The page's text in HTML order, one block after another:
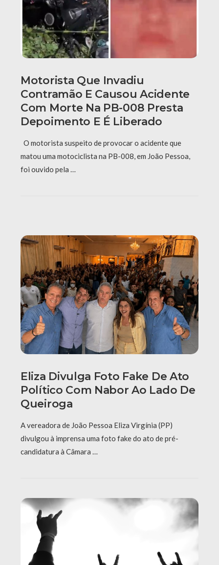
Motorista Que Invadiu
Contramão E Causou Acidente
Com Morte Na PB-008 Presta
Depoimento E É Liberado
O motorista suspeito de provocar o acidente que
matou uma motociclista na PB-008, em João Pessoa,
foi ouvido pela …
Eliza Divulga Foto Fake De Ato
Político Com Nabor Ao Lado De
Queiroga
A vereadora de João Pessoa Eliza Virgínia (PP)
divulgou à imprensa uma foto fake do ato de pré-
candidatura à Câmara …